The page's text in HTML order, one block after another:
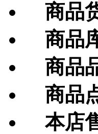
商品
商品
商品
商品
本店